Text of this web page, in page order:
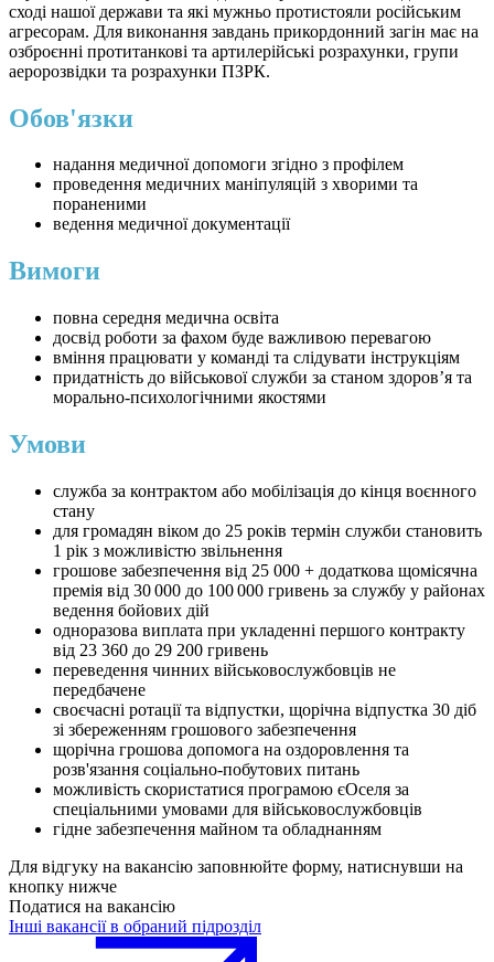
сході нашої держави та які мужньо протистояли російським
агресорам. Для виконання завдань прикордонний загін має на
озброєнні протитанкові та артилерійські розрахунки, групи
аеророзвідки та розрахунки ПЗРК.
Обов'язки
надання медичної допомоги згідно з профілем
проведення медичних маніпуляцій з хворими та
пораненими
ведення медичної документації
Вимоги
повна середня медична освіта
досвід роботи за фахом буде важливою перевагою
вміння працювати у команді та слідувати інструкціям
придатність до військової служби за станом здоров’я та
морально-психологічними якостями
Умови
служба за контрактом або мобілізація до кінця воєнного
стану
для громадян віком до 25 років термін служби становить
1 рік з можливістю звільнення
грошове забезпечення від 25 000 + додаткова щомісячна
премія від 30 000 до 100 000 гривень за службу у районах
ведення бойових дій
одноразова виплата при укладенні першого контракту
від 23 360 до 29 200 гривень
переведення чинних військовослужбовців не
передбачене
своєчасні ротації та відпустки, щорічна відпустка 30 діб
зі збереженням грошового забезпечення
щорічна грошова допомога на оздоровлення та
розв'язання соціально-побутових питань
можливість скористатися програмою єОселя за
спеціальними умовами для військовослужбовців
гідне забезпечення майном та обладнанням
Для відгуку на вакансію заповнюйте форму, натиснувши на
кнопку нижче
Податися на вакансію
Інші вакансії в обраний підрозділ